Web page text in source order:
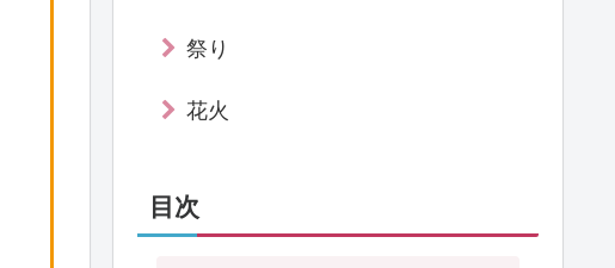
祭り
花火
目次